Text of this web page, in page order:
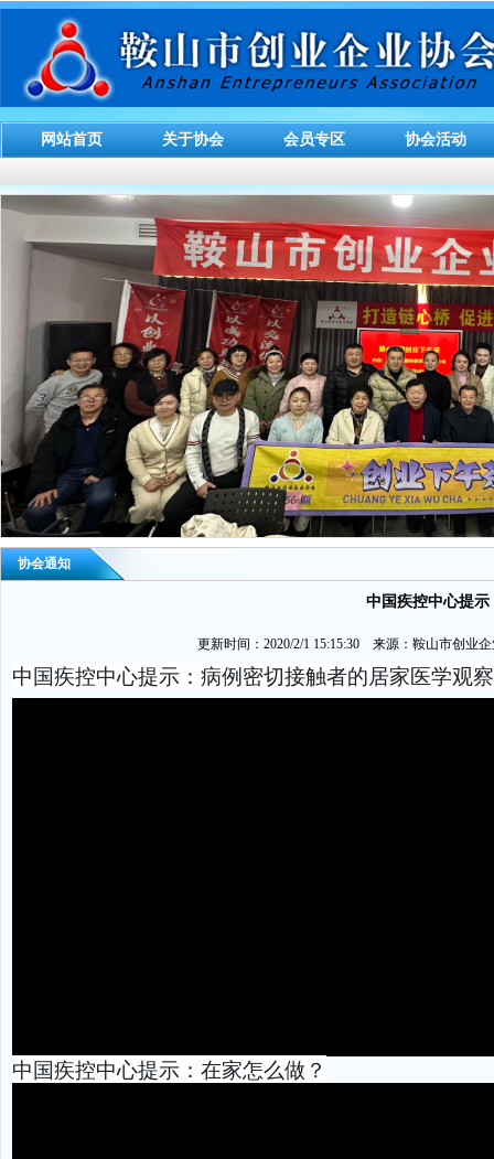
网站首页 关于协会 会员专区 协会活动
协会通知
中国疾控中心提示
更新时间：2020/2/1 15:15:30 来源：鞍山市创业
中国疾控中心提示：病例密切接触者的居家医学观
中国疾控中心提示：在家怎么做？